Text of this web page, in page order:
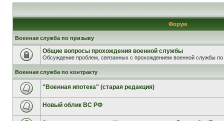
Форум
Военная служба по призыву
Общие вопросы прохождения военной службы
Обсуждение проблем, связанных с прохождением военной службы по
Военная служба по контракту
"Военная ипотека" (старая редакция)
Новый облик ВС РФ